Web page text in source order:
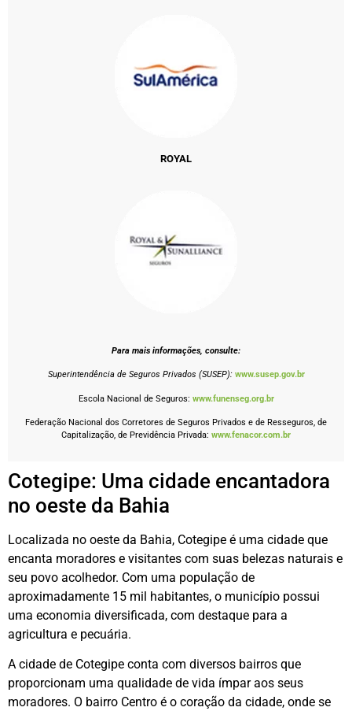
ROYAL
Para mais informações, consulte:
Superintendência de Seguros Privados (SUSEP): www.susep.gov.br
Escola Nacional de Seguros: www.funenseg.org.br
Federação Nacional dos Corretores de Seguros Privados e de Resseguros, de
Capitalização, de Previdência Privada: www.fenacor.com.br
Cotegipe: Uma cidade encantadora
no oeste da Bahia
Localizada no oeste da Bahia, Cotegipe é uma cidade que
encanta moradores e visitantes com suas belezas naturais e
seu povo acolhedor. Com uma população de
aproximadamente 15 mil habitantes, o município possui
uma economia diversificada, com destaque para a
agricultura e pecuária.
A cidade de Cotegipe conta com diversos bairros que
proporcionam uma qualidade de vida ímpar aos seus
moradores. O bairro Centro é o coração da cidade, onde se